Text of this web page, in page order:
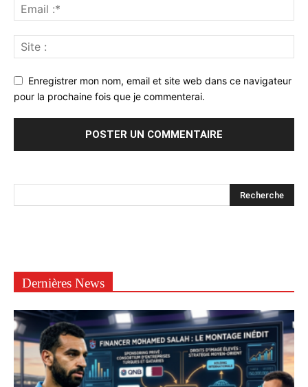
Enregistrer mon nom, email et site web dans ce navigateur
pour la prochaine fois que je commenterai.
Dernières News